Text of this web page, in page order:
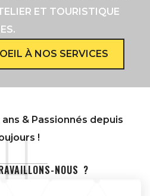
ET TOURISTIQUE
À NOS SERVICES
& Passionnés depuis
!
NOUS ?